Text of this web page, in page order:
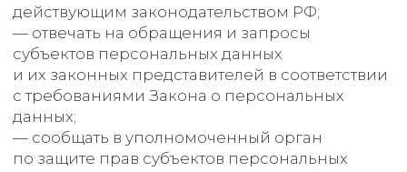
персональных данных, а также,
на направление требования о прекращении
обработки персональных данных;
— обжаловать в уполномоченный орган
данных или в судебном порядке
неправомерные действия или бездействие
Оператора при обработке его персональных
данных;
— на осуществление иных прав,
предусмотренных законодательством РФ.